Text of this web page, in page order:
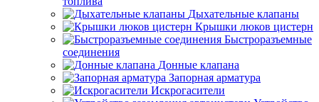
Дыхательные клапаны
Крышки люков цистерн
Быстроразъемные
соединения
Донные клапана
Запорная арматура
Искрогасители